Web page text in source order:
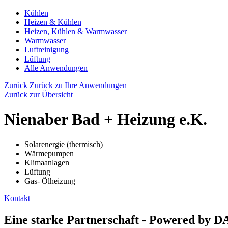
Kühlen
Heizen & Kühlen
Heizen, Kühlen & Warmwasser
Warmwasser
Luftreinigung
Lüftung
Alle Anwendungen
Zurück Zurück zu Ihre Anwendungen
Zurück zur Übersicht
Nienaber Bad + Heizung e.K.
Solarenergie (thermisch)
Wärmepumpen
Klimaanlagen
Lüftung
Gas- Ölheizung
Kontakt
Eine starke Partnerschaft - Powered by